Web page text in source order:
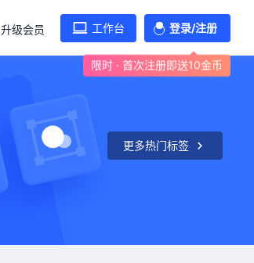
升级会员 工作台 登录/注册
限时 · 首次注册即送10金币
更多热门标签